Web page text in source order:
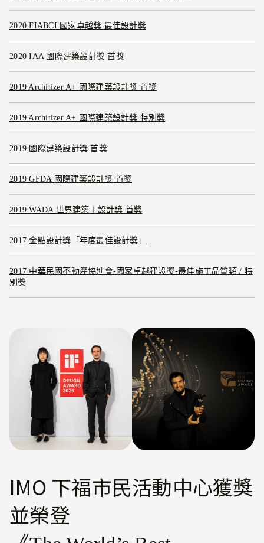
2020 FIABCI 國家卓越獎 最佳設計獎
2020 IAA 國際建築設計獎 首獎
2019 Architizer A+ 國際建築設計獎 首獎
2019 Architizer A+ 國際建築設計獎 特別獎
2019 國際建築設計獎 首獎
2019 GFDA 國際建築設計獎 首獎
2019 WADA 世界建築＋設計獎 首獎
2017 金點設計獎「年度最佳設計獎」
2017 中華民國不動產協進會-國家卓越建設獎-最佳施工品質類 / 特
別獎
IMO 下福市民活動中心獲獎
並榮登